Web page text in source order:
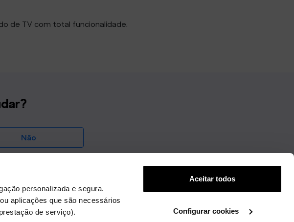
personalizada e segura.
aplicações que são necessários
de serviço).
Aceitar todos
Configurar cookies
de TV com total funcionalidade.
Não